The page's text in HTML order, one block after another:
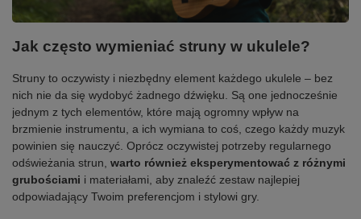
Jak często wymieniać struny w ukulele?
Struny to oczywisty i niezbędny element każdego ukulele – bez
nich nie da się wydobyć żadnego dźwięku. Są one jednocześnie
jednym z tych elementów, które mają ogromny wpływ na
brzmienie instrumentu, a ich wymiana to coś, czego każdy muzyk
powinien się nauczyć. Oprócz oczywistej potrzeby regularnego
odświeżania strun, warto również eksperymentować z różnymi
grubościami i materiałami, aby znaleźć zestaw najlepiej
odpowiadający Twoim preferencjom i stylowi gry.